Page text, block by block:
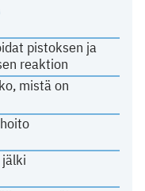
pistoksen ja
reaktion
mistä on